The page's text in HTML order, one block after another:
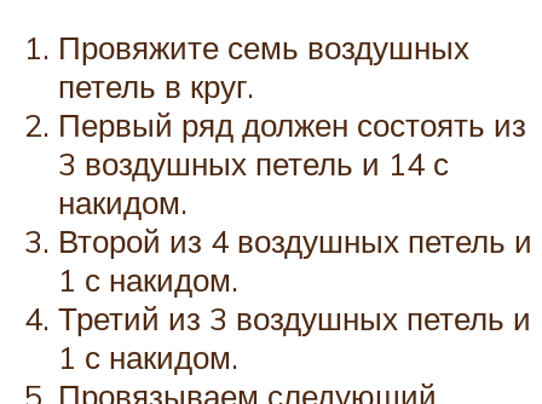
Провяжите семь воздушных
петель в круг.
Первый ряд должен состоять из
3 воздушных петель и 14 с
накидом.
Второй из 4 воздушных петель и
1 с накидом.
Третий из 3 воздушных петель и
1 с накидом.
Провязываем следующий